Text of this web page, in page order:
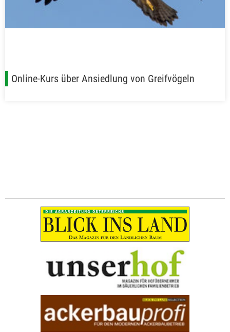
Online-Kurs über Ansiedlung von Greifvögeln